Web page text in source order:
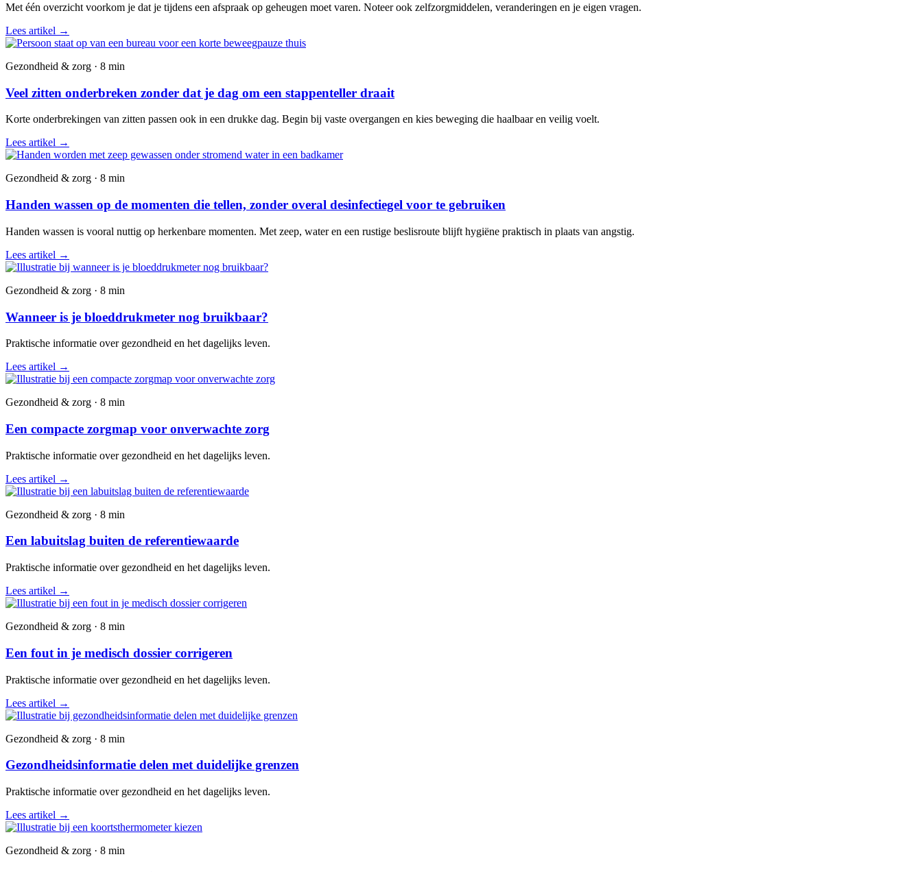
Met één overzicht voorkom je dat je tijdens een afspraak op geheugen moet varen. Noteer ook zelfzorgmiddelen, veranderingen en je eigen vragen.
Lees artikel →
Gezondheid & zorg · 8 min
Veel zitten onderbreken zonder dat je dag om een stappenteller draait
Korte onderbrekingen van zitten passen ook in een drukke dag. Begin bij vaste overgangen en kies beweging die haalbaar en veilig voelt.
Lees artikel →
Gezondheid & zorg · 8 min
Handen wassen op de momenten die tellen, zonder overal desinfectiegel voor te gebruiken
Handen wassen is vooral nuttig op herkenbare momenten. Met zeep, water en een rustige beslisroute blijft hygiëne praktisch in plaats van angstig.
Lees artikel →
Gezondheid & zorg · 8 min
Wanneer is je bloeddrukmeter nog bruikbaar?
Praktische informatie over gezondheid en het dagelijks leven.
Lees artikel →
Gezondheid & zorg · 8 min
Een compacte zorgmap voor onverwachte zorg
Praktische informatie over gezondheid en het dagelijks leven.
Lees artikel →
Gezondheid & zorg · 8 min
Een labuitslag buiten de referentiewaarde
Praktische informatie over gezondheid en het dagelijks leven.
Lees artikel →
Gezondheid & zorg · 8 min
Een fout in je medisch dossier corrigeren
Praktische informatie over gezondheid en het dagelijks leven.
Lees artikel →
Gezondheid & zorg · 8 min
Gezondheidsinformatie delen met duidelijke grenzen
Praktische informatie over gezondheid en het dagelijks leven.
Lees artikel →
Gezondheid & zorg · 8 min